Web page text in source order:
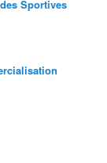
Sportives